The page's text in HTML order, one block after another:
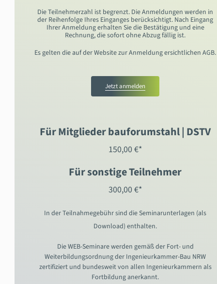
Für Mitglieder bauforumstahl | DSTV
150,00 €*
Für sonstige Teilnehmer
300,00 €*
In der Teilnahmegebühr sind die Seminarunterlagen (als
Download) enthalten.
Die WEB-Seminare werden gemäß der Fort- und
Weiterbildungsordnung der Ingenieurkammer-Bau NRW
zertifiziert und bundesweit von allen Ingenieurkammern als
Fortbildung anerkannt.
Die Teilnehmerzahl ist begrenzt. Die Anmeldungen werden in
der Reihenfolge Ihres Einganges berücksichtigt. Nach Eingang
Ihrer Anmeldung erhalten Sie die Bestätigung und eine
Rechnung, die sofort ohne Abzug fällig ist.
Es gelten die auf der Website zur Anmeldung ersichtlichen AGB.
Jetzt anmelden